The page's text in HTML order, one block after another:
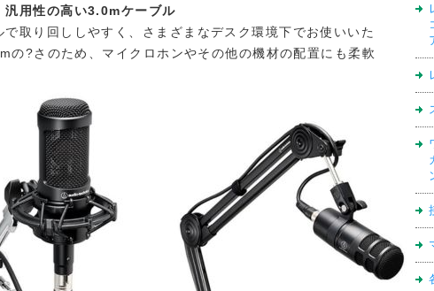
汎用性の高い3.0mケーブル
で取り回ししやすく、さまざまなデスク環境下でお使いいた
の?さのため、マイクロホンやその他の機材の配置にも柔軟